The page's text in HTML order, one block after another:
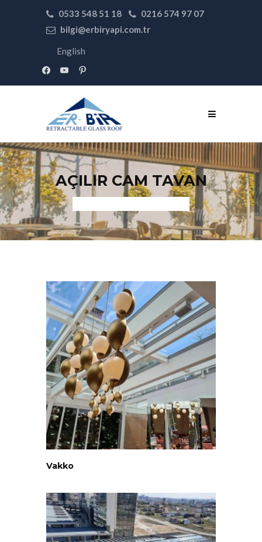
0533 548 51 18
0216 574 97 07
bilgi@erbiryapi.com.tr
English
facebookyoutubepinterest
AÇILIR CAM TAVAN
Vakko